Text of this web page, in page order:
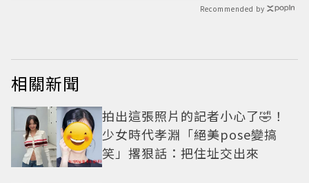
Recommended by
相關新聞
拍出這張照片的記者小心了🤣！
少女時代孝淵「絕美pose變搞
笑」撂狠話：把住址交出來